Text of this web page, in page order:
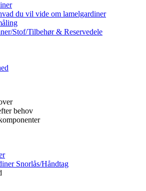
du vil vide om lamelgardiner
Stof/Tilbehør & Reservedele
behov
Snorlås/Håndtag